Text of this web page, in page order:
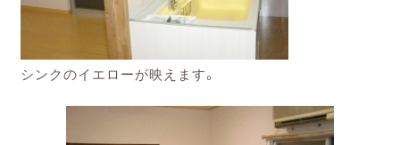
シンクのイエローが映えます。